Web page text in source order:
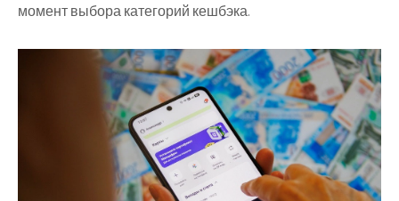
момент выбора категорий кешбэка.